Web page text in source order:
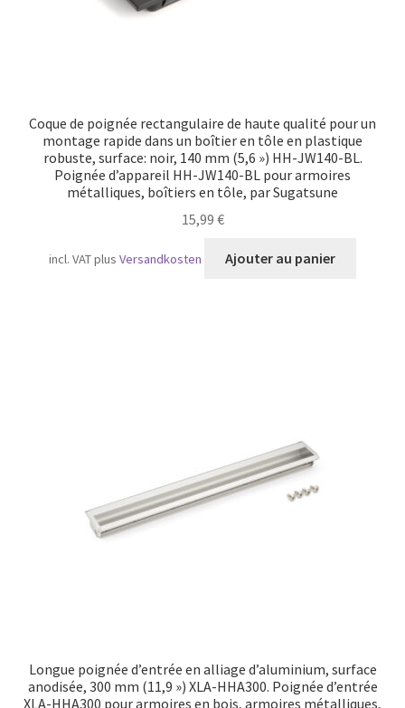
Coque de poignée rectangulaire de haute qualité pour un
montage rapide dans un boîtier en tôle en plastique
robuste, surface: noir, 140 mm (5,6 ») HH-JW140-BL.
Poignée d’appareil HH-JW140-BL pour armoires
métalliques, boîtiers en tôle, par Sugatsune
15,99 €
incl. VATplusVersandkosten Ajouter au panier
Longue poignée d’entrée en alliage d’aluminium, surface
anodisée, 300 mm (11,9 ») XLA-HHA300. Poignée d’entrée
XLA-HHA300 pour armoires en bois, armoires métalliques,